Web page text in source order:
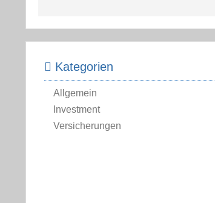
Kategorien
Allgemein
Investment
Versicherungen